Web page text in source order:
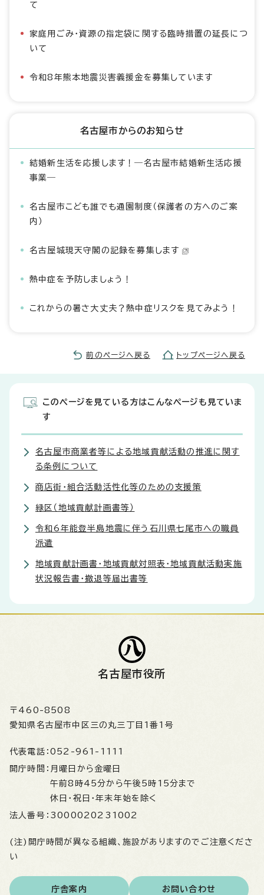
て
家庭用ごみ・資源の指定袋に関する臨時措置の延長につ
いて
令和8年熊本地震災害義援金を募集しています
名古屋市からのお知らせ
結婚新生活を応援します！―名古屋市結婚新生活応援
事業―
名古屋市こども誰でも通園制度（保護者の方へのご案
内）
名古屋城現天守閣の記録を募集します
熱中症を予防しましょう！
これからの暑さ大丈夫？熱中症リスクを見てみよう！
前のページへ戻る トップページへ戻る
このページを見ている方はこんなページも見ていま
す
名古屋市商業者等による地域貢献活動の推進に関す
る条例について
商店街・組合活動活性化等のための支援策
緑区（地域貢献計画書等）
令和6年能登半島地震に伴う石川県七尾市への職員
派遣
地域貢献計画書・地域貢献対照表・地域貢献活動実施
状況報告書・撤退等届出書等
名古屋市役所
〒460-8508
愛知県名古屋市中区三の丸三丁目1番1号
代表電話： 052-961-1111
開庁時間： 月曜日から金曜日
午前8時45分から午後5時15分まで
休日・祝日・年末年始を除く
法人番号： 3000020231002
(注)開庁時間が異なる組織、施設がありますのでご注意くださ
い
庁舎案内 お問い合わせ